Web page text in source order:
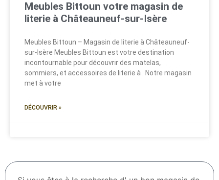
Meubles Bittoun votre magasin de
literie à Châteauneuf-sur-Isère
Meubles Bittoun – Magasin de literie à Châteauneuf-
sur-Isère Meubles Bittoun est votre destination
incontournable pour découvrir des matelas,
sommiers, et accessoires de literie à . Notre magasin
met à votre
DÉCOUVRIR »